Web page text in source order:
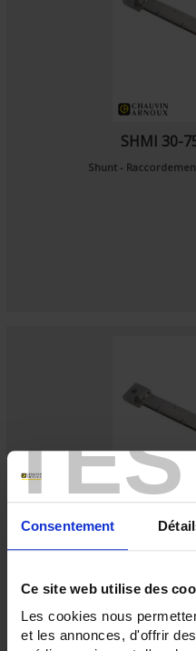
Consentement
Ce site web utilise des
Les cookies nous
et les annonces, d'offrir
SHMI 30-
Shunt -
SHMI 30-